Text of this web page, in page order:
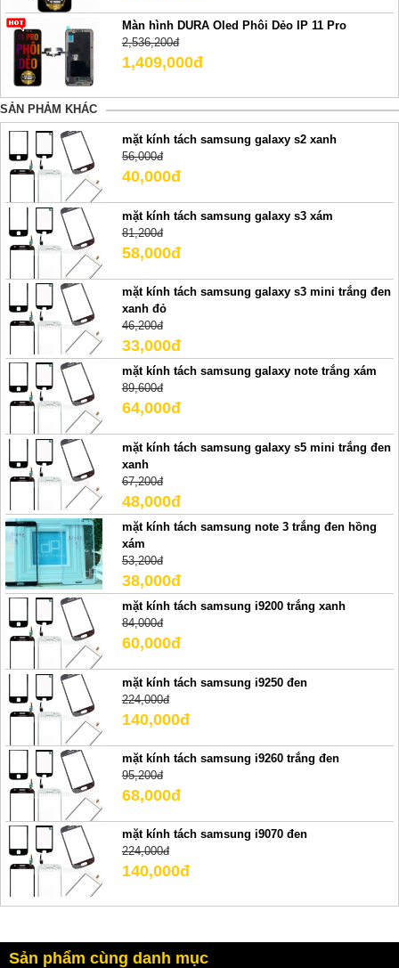
Màn hình DURA Oled Phôi Dẻo IP 11 Pro
2,536,200đ
1,409,000đ
SẢN PHẢM KHÁC
mặt kính tách samsung galaxy s2 xanh
56,000đ
40,000đ
mặt kính tách samsung galaxy s3 xám
81,200đ
58,000đ
mặt kính tách samsung galaxy s3 mini trắng đen
xanh đỏ
46,200đ
33,000đ
mặt kính tách samsung galaxy note trắng xám
89,600đ
64,000đ
mặt kính tách samsung galaxy s5 mini trắng đen
xanh
67,200đ
48,000đ
mặt kính tách samsung note 3 trắng đen hồng
xám
53,200đ
38,000đ
mặt kính tách samsung i9200 trắng xanh
84,000đ
60,000đ
mặt kính tách samsung i9250 đen
224,000đ
140,000đ
mặt kính tách samsung i9260 trắng đen
95,200đ
68,000đ
mặt kính tách samsung i9070 đen
224,000đ
140,000đ
Sản phẩm cùng danh mục